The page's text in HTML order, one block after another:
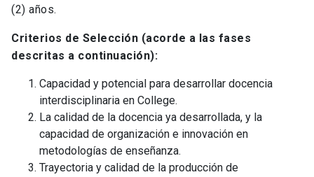
(2) años.
Criterios de Selección (acorde a las fases
descritas a continuación):
Capacidad y potencial para desarrollar docencia
interdisciplinaria en College.
La calidad de la docencia ya desarrollada, y la
capacidad de organización e innovación en
metodologías de enseñanza.
Trayectoria y calidad de la producción de